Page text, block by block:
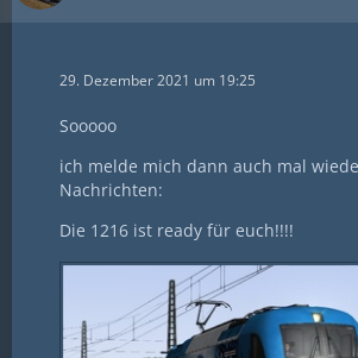
29. Dezember 2021 um 19:25
Sooooo
ich melde mich dann auch mal
Nachrichten:
Die 1216 ist ready für euch!!!!